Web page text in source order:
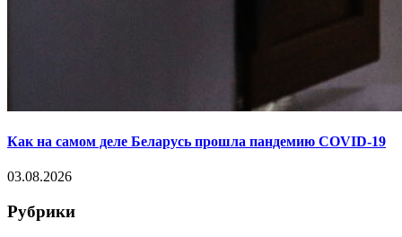
Как на самом деле Беларусь прошла пандемию COVID-19
03.08.2026
Рубрики